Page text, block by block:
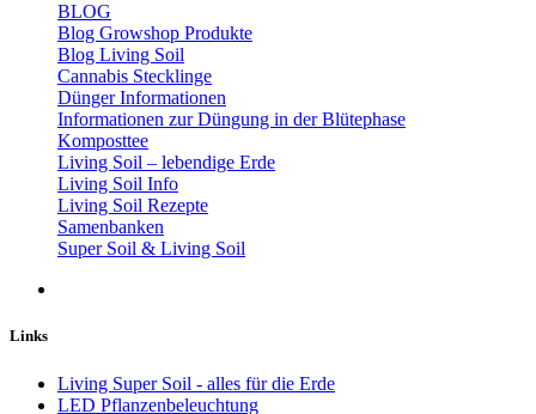
BLOG
Blog Growshop Produkte
Blog Living Soil
Cannabis Stecklinge
Dünger Informationen
Informationen zur Düngung in der Blütephase
Komposttee
Living Soil – lebendige Erde
Living Soil Info
Living Soil Rezepte
Samenbanken
Super Soil & Living Soil
Links
Living Super Soil - alles für die Erde
LED Pflanzenbeleuchtung